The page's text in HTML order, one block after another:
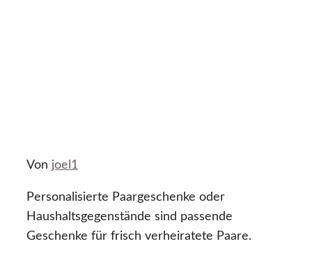
Von joel1
Personalisierte Paargeschenke oder
Haushaltsgegenstände sind passende
Geschenke für frisch verheiratete Paare.